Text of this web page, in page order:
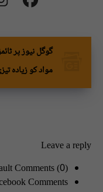
گوگل نیوز پر
مواد کو زیادہ
Leave a reply
Comments (0)
Comments